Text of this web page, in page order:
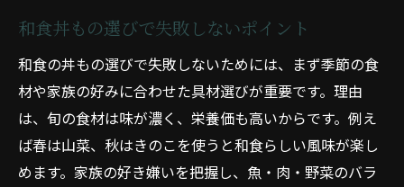
和食丼もの選びで失敗しないポイント
和食の丼もの選びで失敗しないためには、まず季節の食
材や家族の好みに合わせた具材選びが重要です。理由
は、旬の食材は味が濃く、栄養価も高いからです。例え
ば春は山菜、秋はきのこを使うと和食らしい風味が楽し
めます。家族の好き嫌いを把握し、魚・肉・野菜のバラ